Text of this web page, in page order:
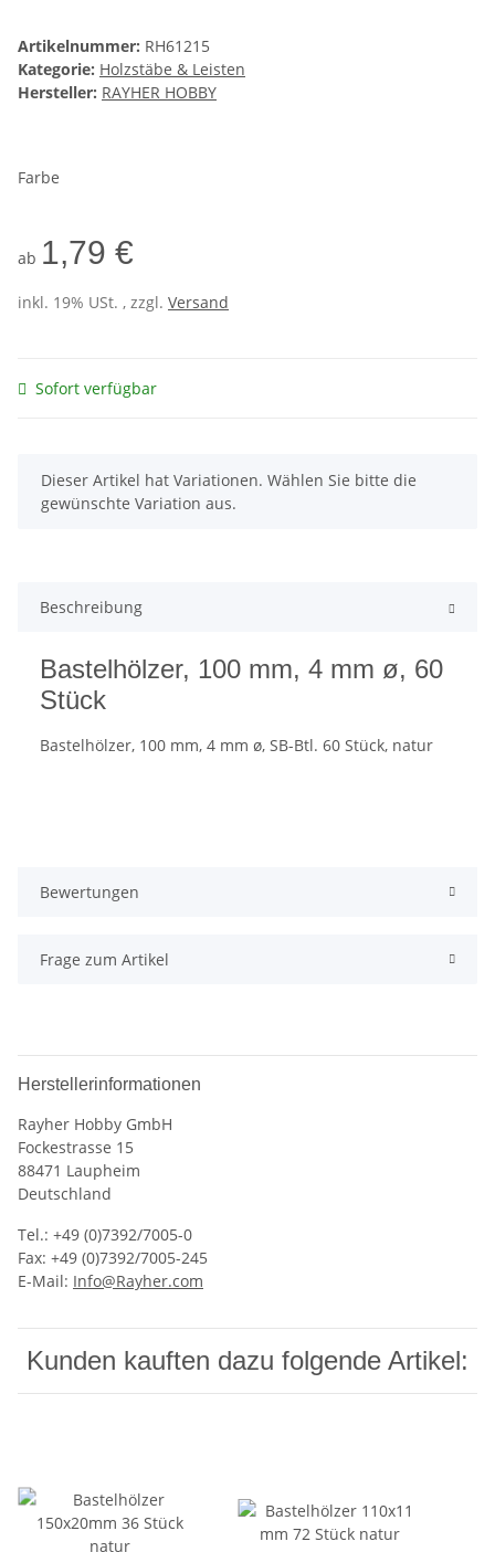
Artikelnummer: RH61215
Kategorie: Holzstäbe & Leisten
Hersteller: RAYHER HOBBY
Farbe
ab 1,79 €
inkl. 19% USt. , zzgl. Versand
Sofort verfügbar
x
Dieser Artikel hat Variationen. Wählen Sie bitte die
gewünschte Variation aus.
Beschreibung
Bastelhölzer, 100 mm, 4 mm ø, 60
Stück
Bastelhölzer, 100 mm, 4 mm ø, SB-Btl. 60 Stück, natur
Bewertungen
Frage zum Artikel
Herstellerinformationen
Rayher Hobby GmbH
Fockestrasse 15
88471 Laupheim
Deutschland
Tel.: +49 (0)7392/7005-0
Fax: +49 (0)7392/7005-245
E-Mail: Info@Rayher.com
Kunden kauften dazu folgende Artikel: